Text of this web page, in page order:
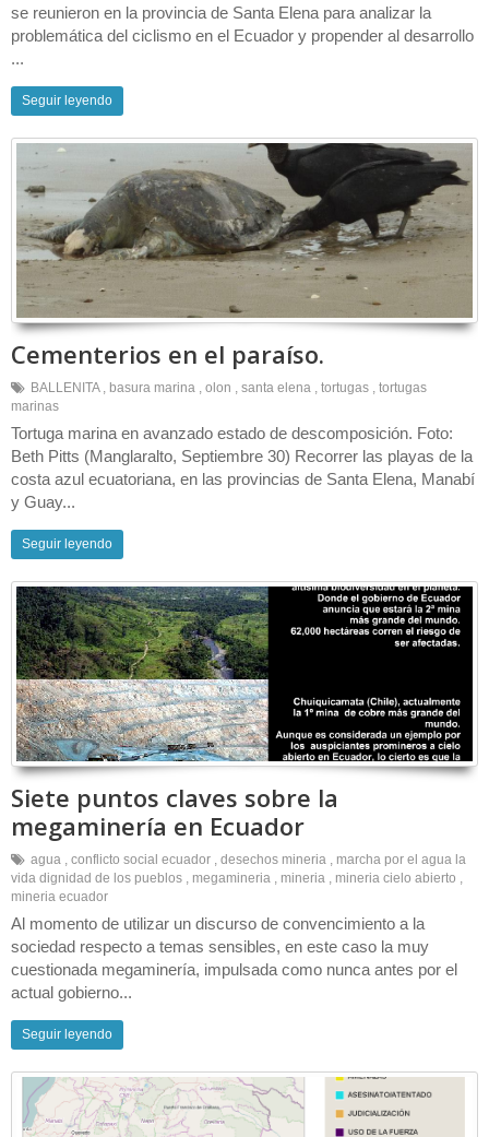
se reunieron en la provincia de Santa Elena para analizar la
problemática del ciclismo en el Ecuador y propender al desarrollo
...
Seguir leyendo
Cementerios en el paraíso.
BALLENITA , basura marina , olon , santa elena , tortugas , tortugas
marinas
Tortuga marina en avanzado estado de descomposición. Foto:
Beth Pitts (Manglaralto, Septiembre 30) Recorrer las playas de la
costa azul ecuatoriana, en las provincias de Santa Elena, Manabí
y Guay...
Seguir leyendo
Siete puntos claves sobre la
megaminería en Ecuador
agua , conflicto social ecuador , desechos mineria , marcha por el agua la
vida dignidad de los pueblos , megamineria , mineria , mineria cielo abierto ,
mineria ecuador
Al momento de utilizar un discurso de convencimiento a la
sociedad respecto a temas sensibles, en este caso la muy
cuestionada megaminería, impulsada como nunca antes por el
actual gobierno...
Seguir leyendo